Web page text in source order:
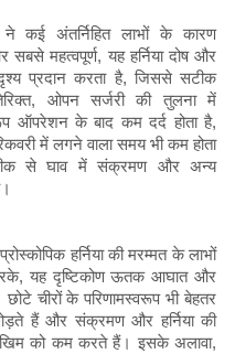
ने कई अंतर्निहित लाभों के कारण
महत्वपूर्ण, यह हर्निया दोष और
प्रदान करता है, जिससे सटीक
ओपन सर्जरी की तुलना में
ऑपरेशन के बाद कम दर्द होता है,
में लगने वाला समय भी कम होता
से घाव में संक्रमण और अन्य
हर्निया की मरम्मत के लाभों
यह दृष्टिकोण ऊतक आघात और
चीरों के परिणामस्वरूप भी बेहतर
हैं और संक्रमण और हर्निया की
को कम करते हैं। इसके अलावा,